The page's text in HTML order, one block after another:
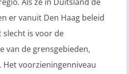
er vanuit Den Haag beleid
is voor de
van de grensgebieden,
Het voorzieningenniveau